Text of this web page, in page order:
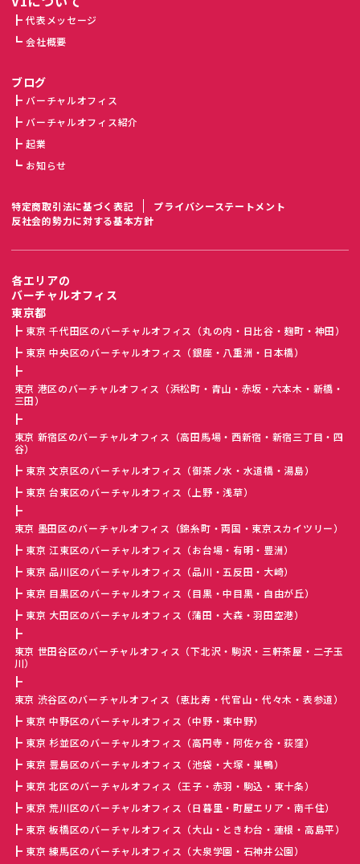
代表メッセージ
会社概要
ブログ
バーチャルオフィス
バーチャルオフィス紹介
起業
お知らせ
特定商取引法に基づく表記
プライバシーステートメント
反社会的勢力に対する基本方針
各エリアの
バーチャルオフィス
東京都
東京 千代田区のバーチャルオフィス（丸の内・日比谷・麹町・神田）
東京 中央区のバーチャルオフィス（銀座・八重洲・日本橋）
東京 港区のバーチャルオフィス（浜松町・青山・赤坂・六本木・新橋・
三田）
東京 新宿区のバーチャルオフィス（高田馬場・西新宿・新宿三丁目・四
谷）
東京 文京区のバーチャルオフィス（御茶ノ水・水道橋・湯島）
東京 台東区のバーチャルオフィス（上野・浅草）
東京 墨田区のバーチャルオフィス（錦糸町・両国・東京スカイツリー）
東京 江東区のバーチャルオフィス（お台場・有明・豊洲）
東京 品川区のバーチャルオフィス（品川・五反田・大崎）
東京 目黒区のバーチャルオフィス（目黒・中目黒・自由が丘）
東京 大田区のバーチャルオフィス（蒲田・大森・羽田空港）
東京 世田谷区のバーチャルオフィス（下北沢・駒沢・三軒茶屋・二子玉
川）
東京 渋谷区のバーチャルオフィス（恵比寿・代官山・代々木・表参道）
東京 中野区のバーチャルオフィス（中野・東中野）
東京 杉並区のバーチャルオフィス（高円寺・阿佐ヶ谷・荻窪）
東京 豊島区のバーチャルオフィス（池袋・大塚・巣鴨）
東京 北区のバーチャルオフィス（王子・赤羽・駒込・東十条）
東京 荒川区のバーチャルオフィス（日暮里・町屋エリア・南千住）
東京 板橋区のバーチャルオフィス（大山・ときわ台・蓮根・高島平）
東京 練馬区のバーチャルオフィス（大泉学園・石神井公園）